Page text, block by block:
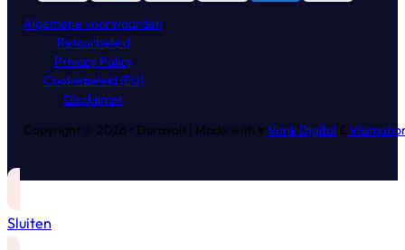
Algemene voorwaarden
Retourbeleid
Privacy Policy
Cookiebeleid (EU)
Disclaimer
Copyright © 2026 • Duravolt | Made with ♥Vonk Digital &
Sluiten